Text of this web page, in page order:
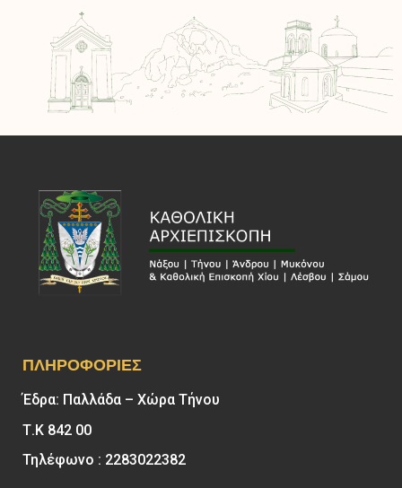
ΠΛΗΡΟΦΟΡΊΕΣ
Έδρα: Παλλάδα – Χώρα Τήνου
Τ.Κ 842 00
Τηλέφωνο : 2283022382